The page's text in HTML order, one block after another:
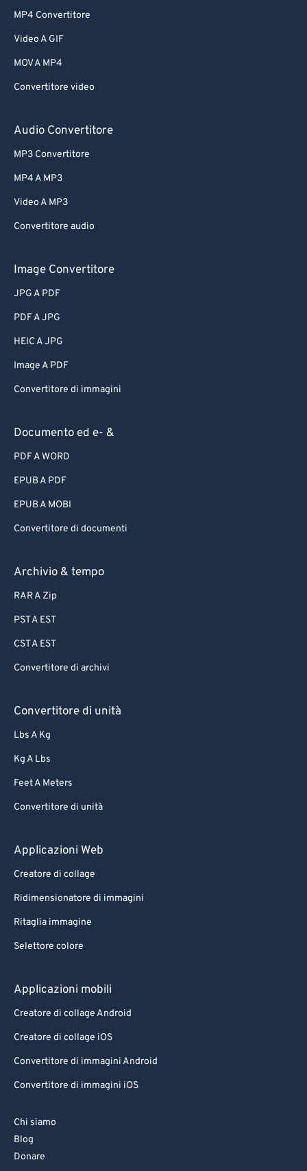
MP4 Convertitore
Video A GIF
MOV A MP4
Convertitore video
Audio Convertitore
MP3 Convertitore
MP4 A MP3
Video A MP3
Convertitore audio
Image Convertitore
JPG A PDF
PDF A JPG
HEIC A JPG
Image A PDF
Convertitore di immagini
Documento ed e- &
PDF A WORD
EPUB A PDF
EPUB A MOBI
Convertitore di documenti
Archivio & tempo
RAR A Zip
PST A EST
CST A EST
Convertitore di archivi
Convertitore di unità
Lbs A Kg
Kg A Lbs
Feet A Meters
Convertitore di unità
Applicazioni Web
Creatore di collage
Ridimensionatore di immagini
Ritaglia immagine
Selettore colore
Applicazioni mobili
Creatore di collage Android
Creatore di collage iOS
Convertitore di immagini Android
Convertitore di immagini iOS
Chi siamo
Blog
Donare